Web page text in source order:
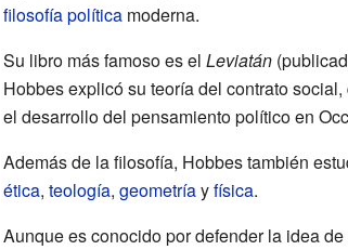
filosofía políticamoderna.
Su libro más famoso es el Leviatán
Hobbes explicó su teoría del contrato
el desarrollo del pensamiento político en
Además de la filosofía, Hobbes también
ética, teología, geometríayfísica.
Aunque es conocido por defender la idea